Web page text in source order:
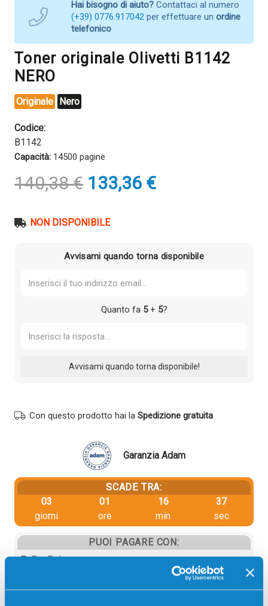
Hai bisogno di aiuto? Contattaci al numero
(+39) 0776.917042 per effettuare un ordine
telefonico
Toner originale Olivetti B1142
NERO
Originale Nero
Codice:
B1142
Capacità: 14500 pagine
140,38€ Il
prezzo
era:
133,36 €Il
prezzo
NON DISPONIBILE
Avvisami quando torna disponibile
Quanto fa 5+ 5?
Con questo prodotto hai la Spedizione gratuita
Garanzia Adam
SCADE TRA:
03
giorni
01
ore
16
min
37
sec
PUOI PAGARE CON:
PayPal